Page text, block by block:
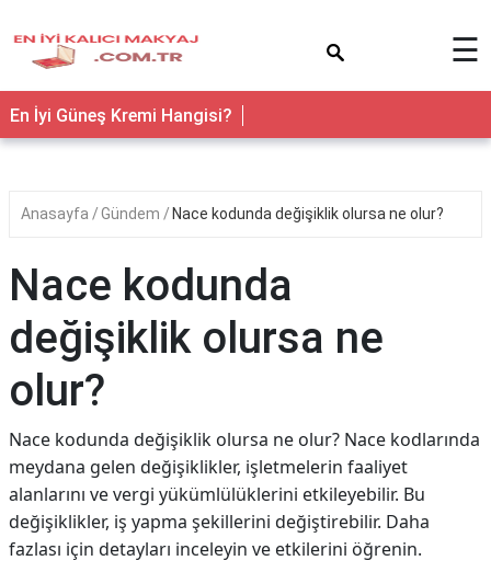
☰
En İyi Güneş Kremi Hangisi?
Anasayfa Gündem Nace kodunda değişiklik olursa ne olur?
Nace kodunda
değişiklik olursa ne
olur?
Nace kodunda değişiklik olursa ne olur? Nace kodlarında
meydana gelen değişiklikler, işletmelerin faaliyet
alanlarını ve vergi yükümlülüklerini etkileyebilir. Bu
değişiklikler, iş yapma şekillerini değiştirebilir. Daha
fazlası için detayları inceleyin ve etkilerini öğrenin.